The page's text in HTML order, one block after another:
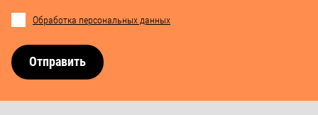
Обработка персональных данных
Отправить